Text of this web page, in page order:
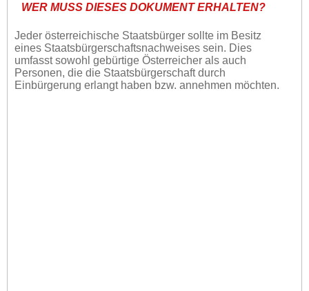
WER MUSS DIESES DOKUMENT ERHALTEN?
Jeder österreichische Staatsbürger sollte im Besitz
eines Staatsbürgerschaftsnachweises sein. Dies
umfasst sowohl gebürtige Österreicher als auch
Personen, die die Staatsbürgerschaft durch
Einbürgerung erlangt haben bzw. annehmen möchten.